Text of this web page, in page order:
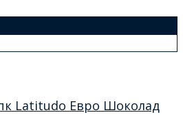
Latitudo Евро Шоколад